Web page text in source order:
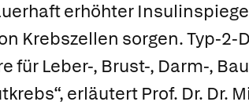
erhöhter
Krebszellen sorgen. Typ-2-
für Leber-, Brust-, Darm-,
erläutert Prof. Dr. Dr.